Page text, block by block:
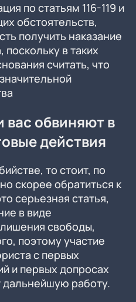
по статьям 116-119 и
обстоятельств,
получить наказание
поскольку в таких
считать, что
вас обвиняют в
действия
то стоит, по
скорее обратиться к
серьезная статья,
в виде
свободы,
поэтому участие
с первых
и первых допросах
дальнейшую работу.